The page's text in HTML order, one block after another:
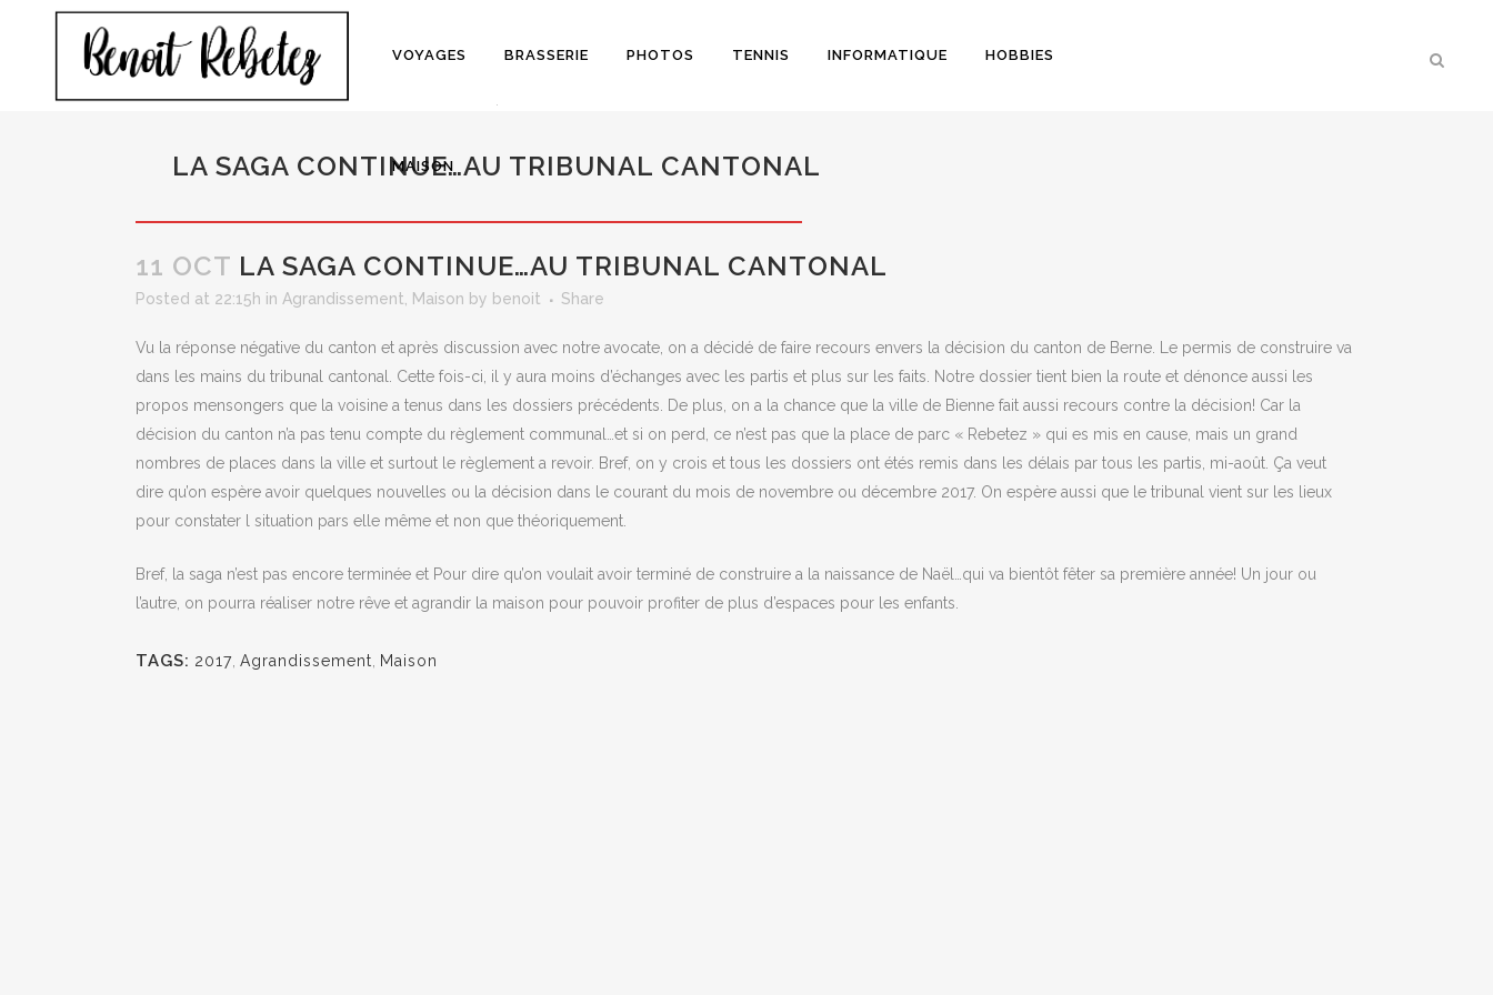
VOYAGES BRASSERIE PHOTOS TENNIS INFORMATIQUE HOBBIES
MAISON
LA SAGA CONTINUE…AU TRIBUNAL CANTONAL
11 OCT LA SAGA CONTINUE…AU TRIBUNAL CANTONAL
Posted at 22:15h in Agrandissement Maison by benoit Share
Vu la réponse négative du canton et après discussion avec notre avocate, on a décidé de faire recours envers la décision du canton de Berne. Le permis de construire va
dans les mains du tribunal cantonal. Cette fois-ci, il y aura moins d’échanges avec les partis et plus sur les faits. Notre dossier tient bien la route et dénonce aussi les
propos mensongers que la voisine a tenus dans les dossiers précédents. De plus, on a la chance que la ville de Bienne fait aussi recours contre la décision! Car la
décision du canton n’a pas tenu compte du règlement communal…et si on perd, ce n’est pas que la place de parc « Rebetez » qui es mis en cause, mais un grand
nombres de places dans la ville et surtout le règlement a revoir. Bref, on y crois et tous les dossiers ont étés remis dans les délais par tous les partis, mi-août. Ça veut
dire qu’on espère avoir quelques nouvelles ou la décision dans le courant du mois de novembre ou décembre 2017. On espère aussi que le tribunal vient sur les lieux
pour constater l situation pars elle même et non que théoriquement.
Bref, la saga n’est pas encore terminée et Pour dire qu’on voulait avoir terminé de construire a la naissance de Naël…qui va bientôt fêter sa première année! Un jour ou
l’autre, on pourra réaliser notre rêve et agrandir la maison pour pouvoir profiter de plus d’espaces pour les enfants.
TAGS: 2017 Agrandissement Maison